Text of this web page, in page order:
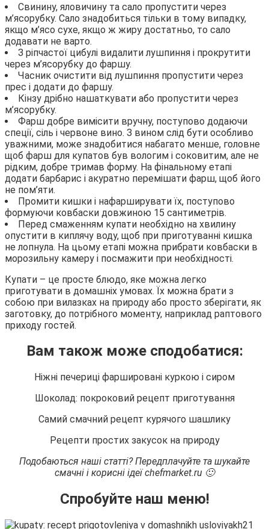
Свинину, яловичину та сало пропустити через
м’ясорубку. Сало знадобиться тільки в тому випадку,
якщо м’ясо сухе, якщо ж жиру достатньо, то сало
додавати не варто.
З ріпчастої цибулі видалити лушпиння і прокрутити
через м’ясорубку до фаршу.
Часник очистити від лушпиння пропустити через
прес і додати до фаршу.
Кінзу дрібно нашаткувати або пропустити через
м’ясорубку.
Фарш добре вимісити вручну, поступово додаючи
спеції, сіль і червоне вино. З вином слід бути особливо
уважними, може знадобитися набагато менше, головне
щоб фарш для купатов був вологим і соковитим, але не
рідким, добре тримав форму. На фінальному етапі
додати барбарис і акуратно перемішати фарш, щоб його
не пом’яти.
Промити кишки і нафарширувати їх, поступово
формуючи ковбаски довжиною 15 сантиметрів.
Перед смаженням купати необхідно на хвилину
опустити в киплячу воду, щоб при приготуванні кишка
не лопнула. На цьому етапі можна прибрати ковбаски в
морозильну камеру і посмажити при необхідності.
Купати – це просте блюдо, яке можна легко
приготувати в домашніх умовах. Їх можна брати з
собою при вилазках на природу або просто зберігати, як
заготовку, до потрібного моменту, наприклад раптового
приходу гостей.
Вам також може сподобатися:
Ніжні печериці фаршировані куркою і сиром
Шоколад: покроковий рецепт приготування
Самий смачний рецепт курячого шашлику
Рецепти простих закусок на природу
Подобаються наші статті? Передплачуйте та шукайте
смачні і корисні ідеї chefmarket.ru 🙂
Спробуйте наш меню!